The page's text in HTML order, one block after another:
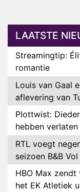
LAATSTE
Streamingtip:
romantie
Louis van Gaal
aflevering van
Plottwist:
hebben verlaten
RTL voegt
seizoen B&B
HBO Max
het EK Atletiek